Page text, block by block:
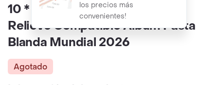
los precios más
convenientes!
10 * Forros Protectores Con
Relieve Compatible Album Pasta
Blanda Mundial 2026
Agotado